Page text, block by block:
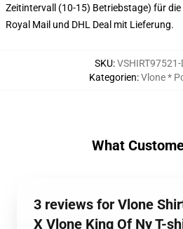
Zeitintervall (10-15) Betriebstage) für
Royal Mail und DHL Deal mit Lieferung.
SKU:VSHIRT97521-
Kategorien:Vlone *
What
3 reviews for Vlone
X Vlone King Of Ny T-